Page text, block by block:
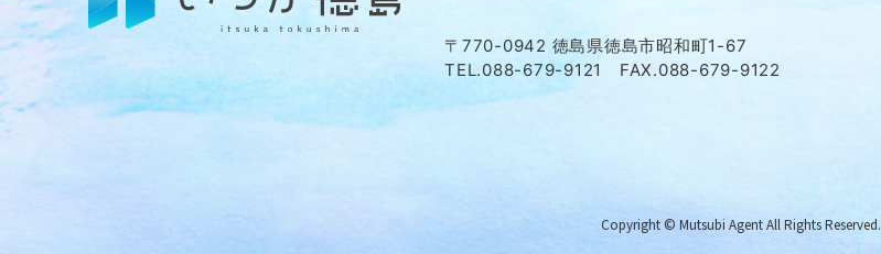
〒770-0942 徳島県徳島市昭和町1-67
TEL.088-679-9121 FAX.088-679-9122
Copyright © Mutsubi Agent All Rights Reserved.